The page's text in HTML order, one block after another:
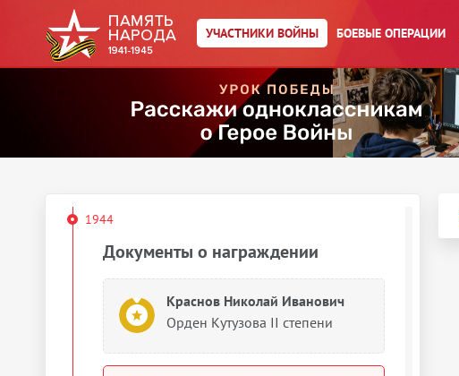
УЧАСТНИКИ ВОЙНЫ БОЕВЫЕ ОПЕРАЦИИ
Картотека награждений
Краснов Николай Иванович
1944
Документы о награждении
Краснов Николай Иванович
Орден Кутузова II степени